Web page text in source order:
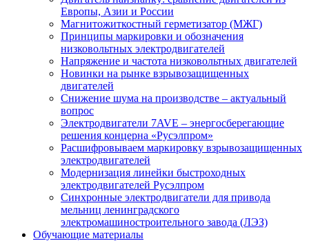
Европы, Азии и России
Магнитожиткостный герметизатор (МЖГ)
Принципы маркировки и обозначения
низковольтных электродвигателей
Напряжение и частота низковольтных двигателей
Новинки на рынке взрывозащищенных
двигателей
Снижение шума на производстве – актуальный
вопрос
Электродвигатели 7AVE – энергосберегающие
решения концерна «Русэлпром»
Расшифровываем маркировку взрывозащищенных
электродвигателей
Модернизация линейки быстроходных
электродвигателей Русэлпром
Синхронные электродвигатели для привода
мельниц ленинградского
электромашиностроительного завода (ЛЭЗ)
Обучающие материалы